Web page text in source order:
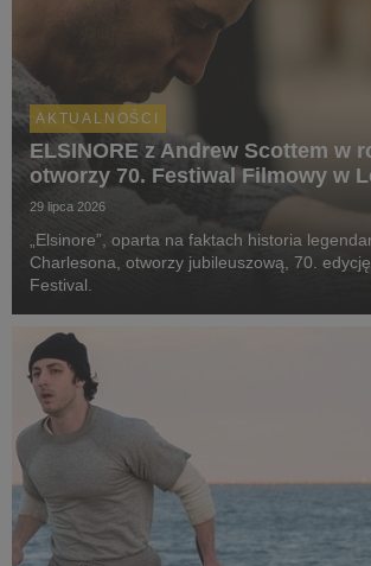
AKTUALNOŚCI
ELSINORE z Andrew Scottem w
otworzy 70. Festiwal Filmowy w
29 lipca 2026
„Elsinore”, oparta na faktach historia
Charlesona, otworzy jubileuszową, 70.
Festival.